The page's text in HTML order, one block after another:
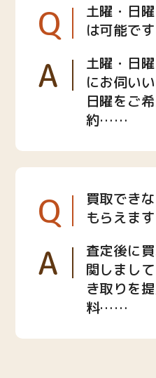
Q
土曜・日
は可能で
A
土曜・日
にお伺い
日曜をご
約……
Q
買取でき
もらえま
A
査定後に
関しまし
き取りを
料……